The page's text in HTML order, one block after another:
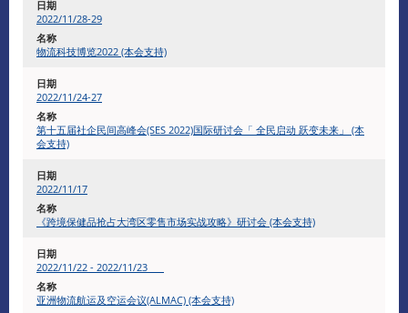
2022/11/28-29
物流科技博览2022 (本会支持)
2022/11/24-27
第十五届社企民间高峰会(SES 2022)国际研讨会「 全民启动 跃变未来」 (本
会支持)
2022/11/17
《跨境保健品抢占大湾区零售市场实战攻略》研讨会 (本会支持)
2022/11/22 - 2022/11/23
亚洲物流航运及空运会议(ALMAC) (本会支持)